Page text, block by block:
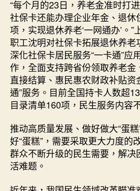
“每个月的23日，养老金准时打
社保卡还能办理企业年金、退休
项，实现退休养老‘一网通办’。
职工沈明对社保卡拓展退休养老
深化社保卡居民服务“一卡通”应
作，全面支持跨省份领取养老金
直接结算、惠民惠农财政补贴资
通”服务。目前全国持卡人数超
目录清单160项，民生服务内容
推动高质量发展、做好做大“蛋
好“蛋糕”，需要采取更大力度的
群众不断升级的民生需要，解决
活难题。